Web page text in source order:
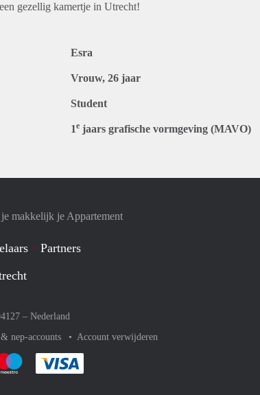
gezellig kamertje in Utrecht!
Esra
Vrouw, 26 jaar
Student
1e jaars grafische vormgeving (MAVO)
makkelijk je Appartement
Partners
– Nederland
nep-accounts Account verwijderen
af met Paypal
gemakkelijk af met Mastercard
Je rekent gemakkelijk af met Meastro